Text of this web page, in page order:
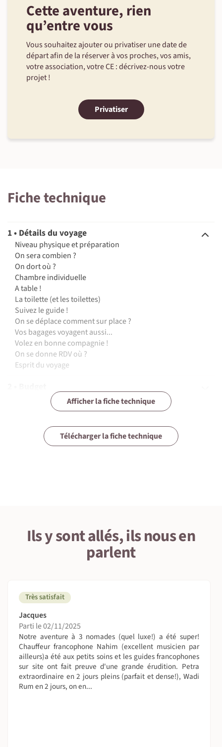
Cette aventure, rien
qu’entre vous
Vous souhaitez ajouter ou privatiser une date de
départ afin de la réserver à vos proches, vos amis,
votre association, votre CE : décrivez-nous votre
projet !
Privatiser
Fiche technique
1 • Détails du voyage
Niveau physique et préparation
On sera combien ?
On dort où ?
Chambre individuelle
A table !
La toilette (et les toilettes)
Suivez le guide !
On se déplace comment sur place ?
Vos bagages voyagent aussi...
Volez en bonne compagnie !
On se donne RDV où ?
Esprit du voyage
3 • Assurances
4 • Equipement
1 • Détails du voyage
5-7 heures de randonnée, temps d'arrêts compris. Niveau
dynamique. Plusieurs critères sont pris en compte pour
évaluer le niveau requis pour un circuit : type de terrain,
nombre d’heure de marche, isolement, confort….
La randonnée nécessite de fournir un effort soutenu,
particulièrement en ce qui concerne les dénivelés (à partir
de 400 m). Ce circuit implique une bonne forme physique.
Quelques week-ends de mise en jambes ne peuvent être
que conseillés.
Afficher la fiche technique
Télécharger la fiche technique
Ils y sont allés, ils nous en
parlent
Très satisfait
Jacques
Parti le 02/11/2025
Notre aventure à 3 nomades (quel luxe!) a été super!
Chauffeur francophone Nahim (excellent musicien par
ailleurs)a été aux petits soins et les guides francophones
sur site ont fait preuve d'une grande érudition. Petra
extraordinaire en 2 jours pleins (parfait et dense!), Wadi
Rum en 2 jours, on en...